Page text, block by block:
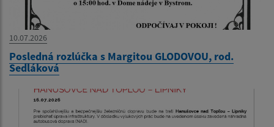
10.07.2026
Posledná rozlúčka s Margitou GLODOVOU, rod.
Sedláková